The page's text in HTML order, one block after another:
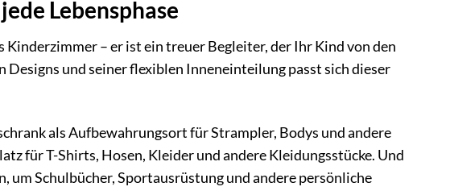
Lebensphase
– er ist ein treuer Begleiter, der Ihr Kind von den
und seiner flexiblen Inneneinteilung passt sich dieser
als Aufbewahrungsort für Strampler, Bodys und andere
für T-Shirts, Hosen, Kleider und andere Kleidungsstücke. Und
um Schulbücher, Sportausrüstung und andere persönliche